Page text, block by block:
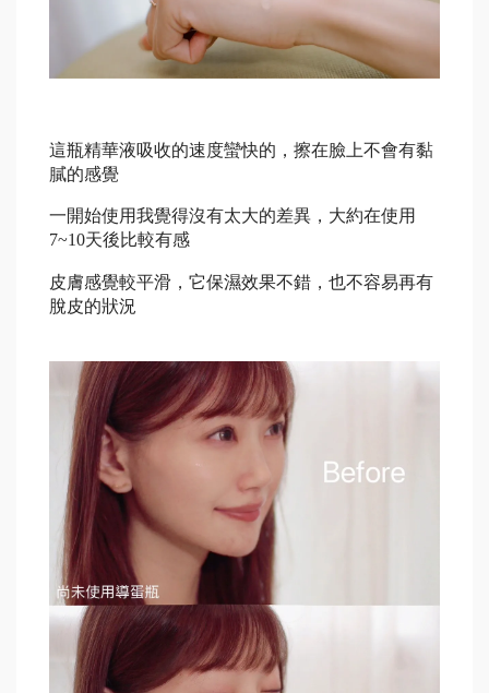
這瓶精華液吸收的速度蠻快的，擦在臉上不會有黏
膩的感覺
一開始使用我覺得沒有太大的差異，大約在使用
7~10天後比較有感
皮膚感覺較平滑，它保濕效果不錯，也不容易再有
脫皮的狀況